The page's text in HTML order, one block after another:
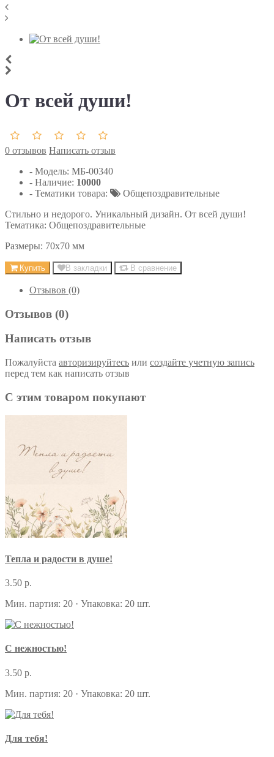
От всей души!
0 отзывов Написать отзыв
- Модель: МБ-00340
- Наличие: 10000
- Тематики товара:
Общепоздравительные
Стильно и недорого. Уникальный дизайн. От всей души!
Тематика: Общепоздравительные
Размеры: 70х70 мм
Купить В закладки В сравнение
Отзывов (0)
Отзывов (0)
Написать отзыв
Пожалуйста авторизируйтесь или создайте учетную запись
перед тем как написать отзыв
С этим товаром покупают
Тепла и радости в душе!
3.50 р.
Мин. партия: 20 · Упаковка: 20 шт.
С нежностью!
3.50 р.
Мин. партия: 20 · Упаковка: 20 шт.
Для тебя!